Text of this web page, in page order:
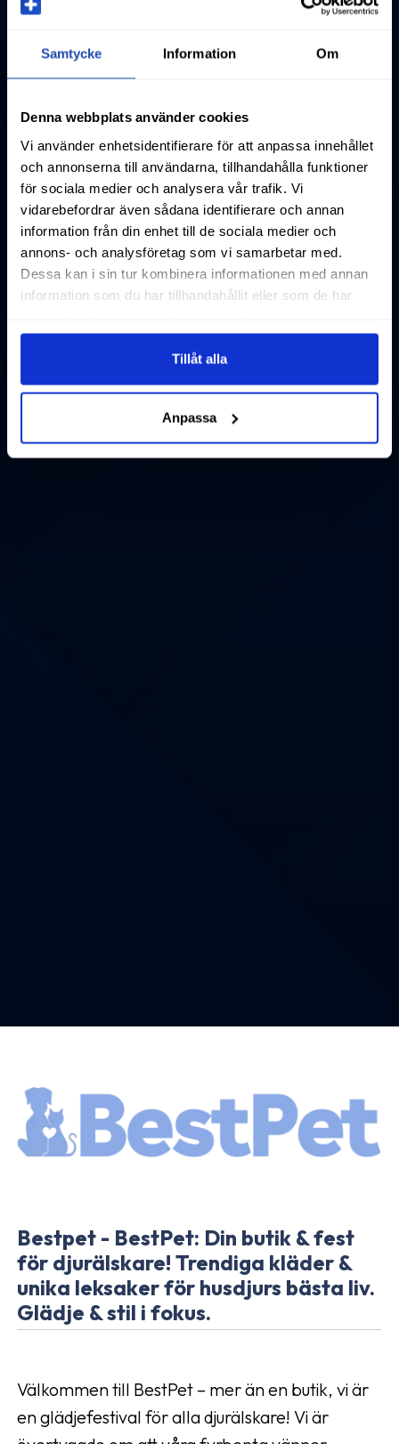
Samtycke Information Om
Denna webbplats använder cookies
Vi använder enhetsidentifierare för att anpassa innehållet
och annonserna till användarna, tillhandahålla funktioner
för sociala medier och analysera vår trafik. Vi
vidarebefordrar även sådana identifierare och annan
information från din enhet till de sociala medier och
annons- och analysföretag som vi samarbetar med.
Dessa kan i sin tur kombinera informationen med annan
information som du har tillhandahållit eller som de har
Tillåt alla
Anpassa
Bestpet - BestPet: Din butik & fest
för djurälskare! Trendiga kläder &
unika leksaker för husdjurs bästa liv.
Glädje & stil i fokus.
Välkommen till BestPet – mer än en butik, vi är
en glädjefestival för alla djurälskare! Vi är